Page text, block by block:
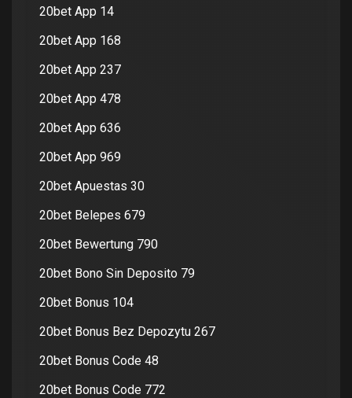
20bet App 14
20bet App 168
20bet App 237
20bet App 478
20bet App 636
20bet App 969
20bet Apuestas 30
20bet Belepes 679
20bet Bewertung 790
20bet Bono Sin Deposito 79
20bet Bonus 104
20bet Bonus Bez Depozytu 267
20bet Bonus Code 48
20bet Bonus Code 772